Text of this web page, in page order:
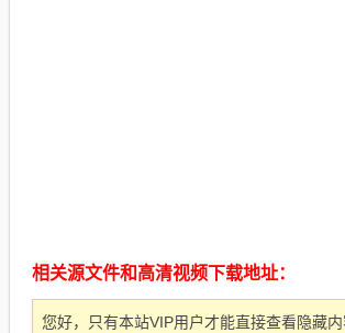
相关源文件和高清视频下载地址：
您好，只有本站VIP用户才能直接查看隐藏内